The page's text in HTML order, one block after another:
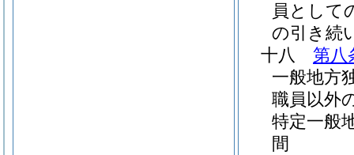
員として
の引き続
十八
第八
一般地方
職員以外
特定一般
間